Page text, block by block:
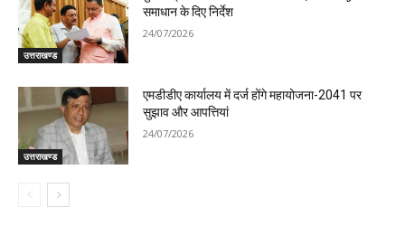
उत्तराखण्ड
समाधान के दिए निर्देश
24/07/2026
उत्तराखण्ड
एमडीडीए कार्यालय में दर्ज होंगे महायोजना-2041 पर
सुझाव और आपत्तियां
24/07/2026